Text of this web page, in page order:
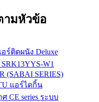
ามหัวข้อ
อร์ติดผนัง Deluxe
W1
(SABAI SERIES)
แอร์ไดกิ้น
CE series ระบบ